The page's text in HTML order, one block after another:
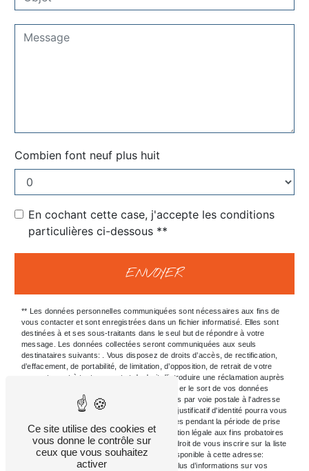
Combien font neuf plus huit
En cochant cette case, j'accepte les conditions
particulières ci-dessous **
ENVOYER
** Les données personnelles communiquées sont nécessaires aux fins de
vous contacter et sont enregistrées dans un fichier informatisé. Elles sont
destinées à et ses sous-traitants dans le seul but de répondre à votre
message. Les données collectées seront communiquées aux seuls
destinataires suivants: . Vous disposez de droits d’accès, de rectification,
d’effacement, de portabilité, de limitation, d’opposition, de retrait de votre
consentement à tout moment et du droit d’introduire une réclamation auprès
d’une autorité de contrôle, ainsi que d’organiser le sort de vos données
post-mortem. Vous pouvez exercer ces droits par voie postale à l'adresse
ou par courrier électronique à l'adresse . Un justificatif d'identité pourra vous
être demandé. Nous conservons vos données pendant la période de prise
de contact puis pendant la durée de prescription légale aux fins probatoires
et de gestion des contentieux. Vous avez le droit de vous inscrire sur la liste
d'opposition au démarchage téléphonique, disponible à cette adresse:
. Consultez le site cnil.fr pour plus d’informations sur vos
Ce site utilise des cookies et
vous donne le contrôle sur
ceux que vous souhaitez
activer